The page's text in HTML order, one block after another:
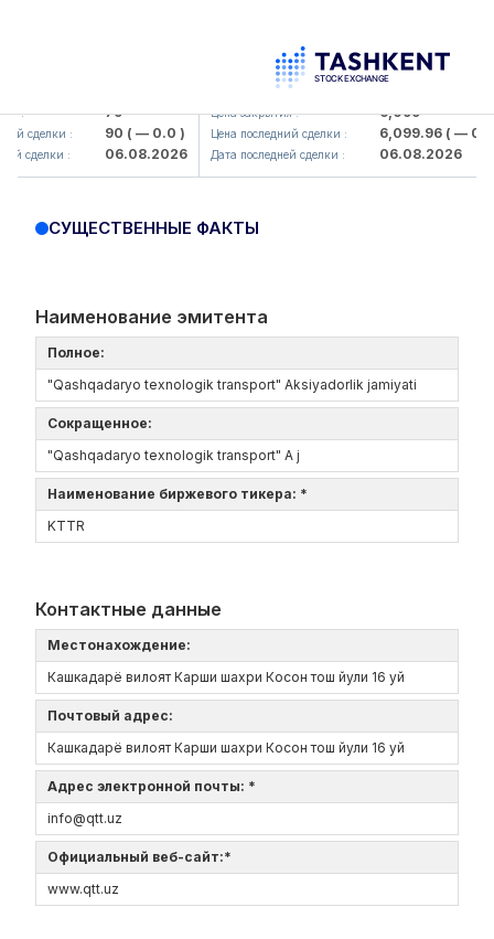
79
: ( — 0.0 )
: 06.08.2026
UZMK (<O'zmetkombinat> AJ)
Цена закрытия : 6,099
Цена последний сделки : 6,099.96( — 0.0 )
Дата последней сделки : 06.08.2026
СУЩЕСТВЕННЫЕ ФАКТЫ
Наименование эмитента
Полное:
"Qashqadaryo texnologik transport" Aksiyadorlik jamiyati
Сокращенное:
"Qashqadaryo texnologik transport" A j
Наименование биржевого тикера: *
KTTR
Контактные данные
Местонахождение:
Кашкадарё вилоят Карши шахри Косон тош йули 16 уй
Почтовый адрес:
Кашкадарё вилоят Карши шахри Косон тош йули 16 уй
Адрес электронной почты: *
info@qtt.uz
Официальный веб-сайт:*
www.qtt.uz